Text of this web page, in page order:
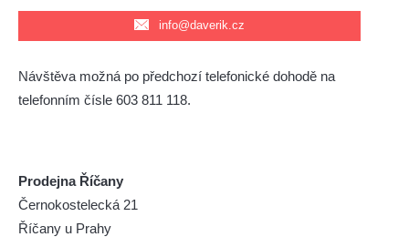
info@daverik.cz
Návštěva možná po předchozí telefonické dohodě na
telefonním čísle 603 811 118.
Prodejna Říčany
Černokostelecká 21
Říčany u Prahy